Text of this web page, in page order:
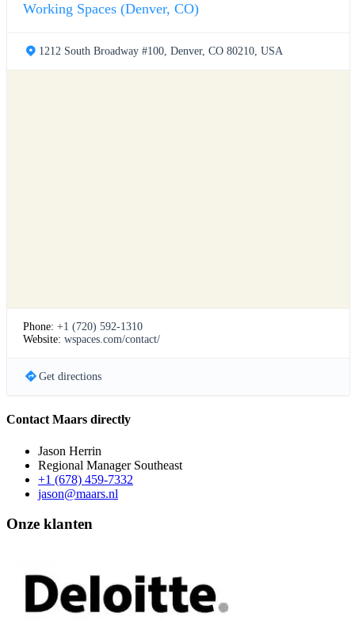
Working Spaces (Denver, CO)
1212 South Broadway #100, Denver, CO 80210, USA
Phone: +1 (720) 592-1310
Website: wspaces.com/contact/
Get directions
Contact Maars directly
Jason Herrin
Regional Manager Southeast
+1 (678) 459-7332
jason@maars.nl
Onze klanten